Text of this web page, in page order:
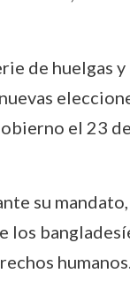
de huelgas
el 23
su
los